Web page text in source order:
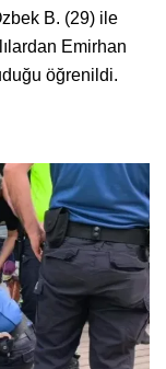
B. (29) ile
Emirhan
öğrenildi.